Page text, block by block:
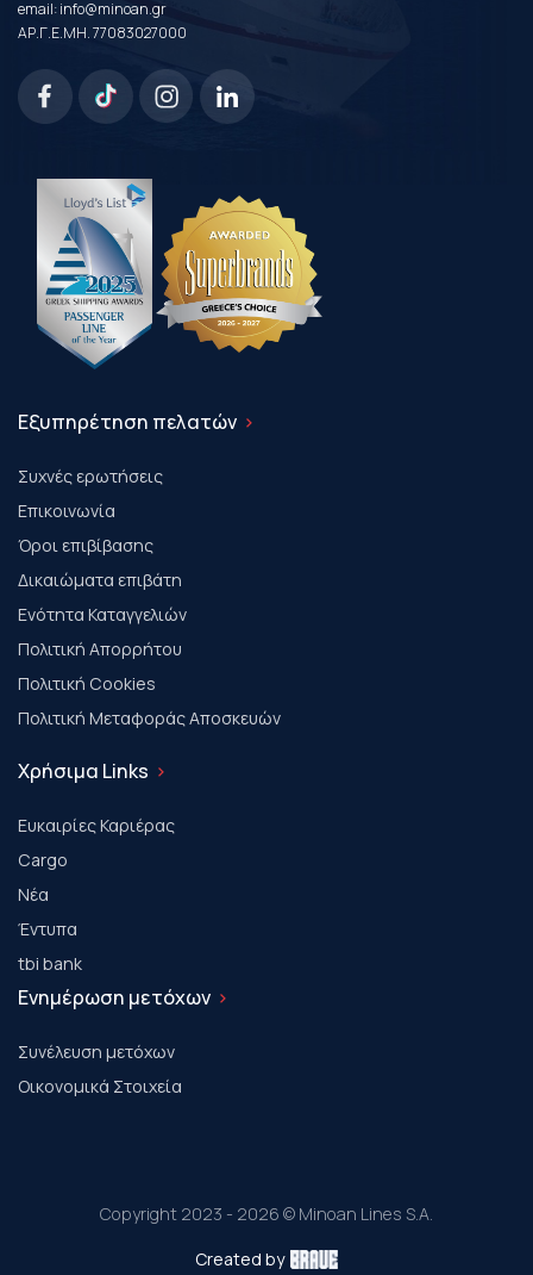
email:info@minoan.gr
ΑΡ.Γ.Ε.ΜΗ. 77083027000
Εξυπηρέτηση πελατών
Συχνές ερωτήσεις
Επικοινωνία
Όροι επιβίβασης
Δικαιώματα επιβάτη
Ενότητα Καταγγελιών
Πολιτική Απορρήτου
Πολιτική Cookies
Πολιτική Μεταφοράς Αποσκευών
Χρήσιμα Links
Ευκαιρίες Καριέρας
Cargo
Νέα
Έντυπα
tbi bank
Ενημέρωση μετόχων
Συνέλευση μετόχων
Οικονομικά Στοιχεία
Copyright 2023 - 2026 © Minoan Lines S.A.
Created by